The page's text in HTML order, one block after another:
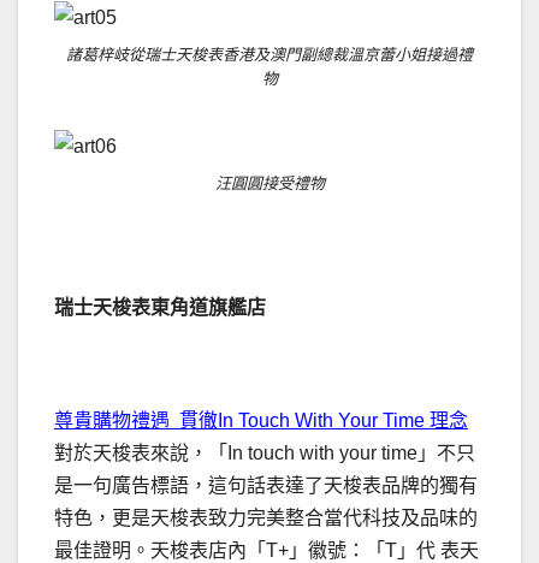
諸葛梓岐從瑞士天梭表香港及澳門副總裁溫京蕾小姐接過禮
物
汪圓圓接受禮物
瑞士天梭表東角道旗艦店
尊貴購物禮遇 貫徹In Touch With Your Time 理念
對於天梭表來說，「In touch with your time」不只
是一句廣告標語，這句話表達了天梭表品牌的獨有
特色，更是天梭表致力完美整合當代科技及品味的
最佳證明。天梭表店內「T+」徽號：「T」代 表天